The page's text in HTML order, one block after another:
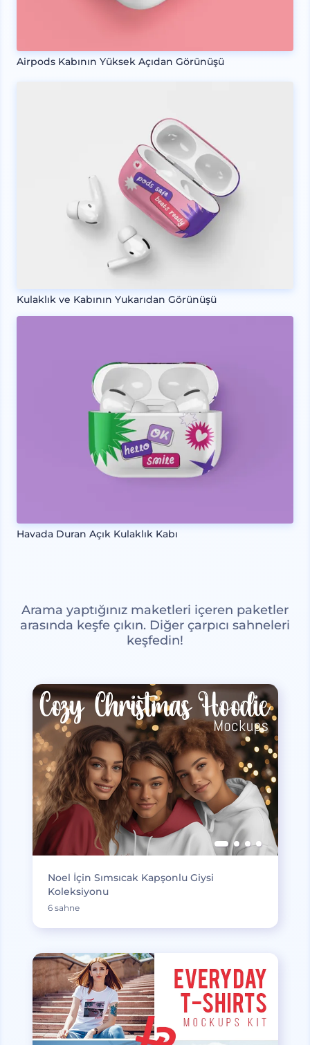
Airpods Kabının Yüksek Açıdan Görünüşü
Kulaklık ve Kabının Yukarıdan Görünüşü
Havada Duran Açık Kulaklık Kabı
Arama yaptığınız maketleri içeren paketler
arasında keşfe çıkın. Diğer çarpıcı sahneleri
keşfedin!
Noel İçin Sımsıcak Kapşonlu Giysi
Koleksiyonu
6 sahne